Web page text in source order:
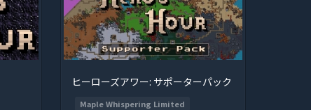
ヒーローズアワー: サポーターパック
Maple Whispering Limited